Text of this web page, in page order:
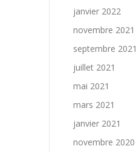
janvier 2022
novembre 2021
septembre 2021
juillet 2021
mai 2021
mars 2021
janvier 2021
novembre 2020